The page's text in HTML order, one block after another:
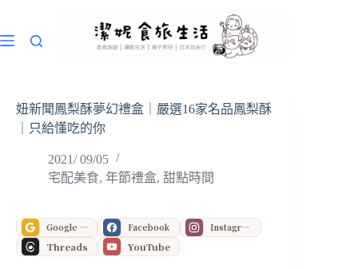
主
妞新聞鳳梨酥夢幻禮盒｜嚴選16家名品鳳梨酥
｜只給懂吃的你
2021/ 09/05
宅配美食, 年節禮盒, 甜點時間
Google 偏好來源 Facebook Instagram
Threads YouTube